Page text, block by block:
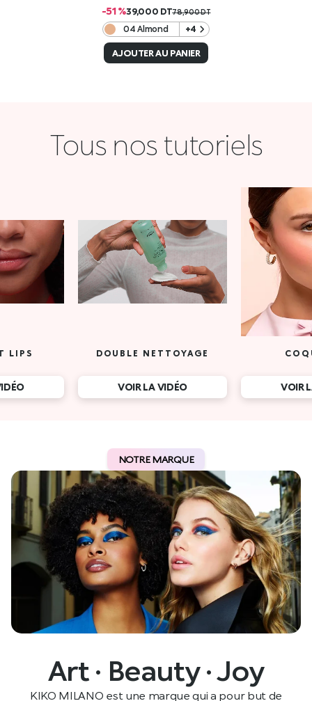
-51 %39,000 DT78,900DT
04 Almond +4
AJOUTER AU PANIER
Tous nos tutoriels
LIPS DOUBLE NETTOYAGE
VOIR LA VIDÉO VOIR
NOTRE MARQUE
Art · Beauty · Joy
KIKO MILANO est une marque qui a pour but de